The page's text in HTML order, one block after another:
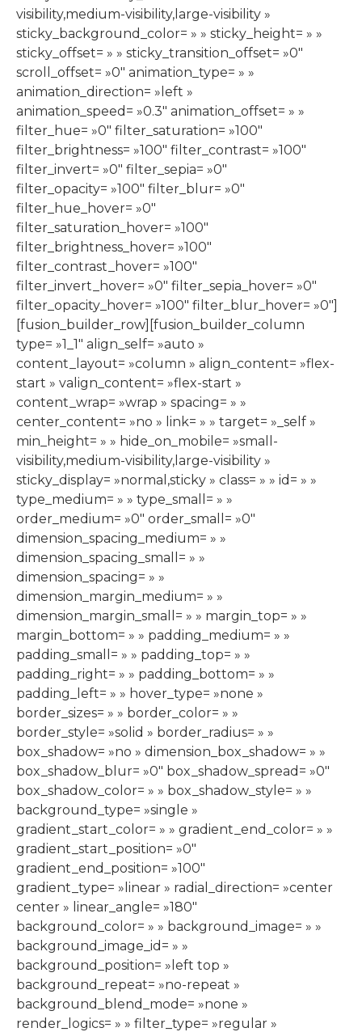
visibility,medium-visibility,large-visibility »
sticky_background_color= » » sticky_height= » »
sticky_offset= » » sticky_transition_offset= »0″
scroll_offset= »0″ animation_type= » »
animation_direction= »left »
animation_speed= »0.3″ animation_offset= » »
filter_hue= »0″ filter_saturation= »100″
filter_brightness= »100″ filter_contrast= »100″
filter_invert= »0″ filter_sepia= »0″
filter_opacity= »100″ filter_blur= »0″
filter_hue_hover= »0″
filter_saturation_hover= »100″
filter_brightness_hover= »100″
filter_contrast_hover= »100″
filter_invert_hover= »0″ filter_sepia_hover= »0″
filter_opacity_hover= »100″ filter_blur_hover= »0″]
[fusion_builder_row][fusion_builder_column
type= »1_1″ align_self= »auto »
content_layout= »column » align_content= »flex-
start » valign_content= »flex-start »
content_wrap= »wrap » spacing= » »
center_content= »no » link= » » target= »_self »
min_height= » » hide_on_mobile= »small-
visibility,medium-visibility,large-visibility »
sticky_display= »normal,sticky » class= » » id= » »
type_medium= » » type_small= » »
order_medium= »0″ order_small= »0″
dimension_spacing_medium= » »
dimension_spacing_small= » »
dimension_spacing= » »
dimension_margin_medium= » »
dimension_margin_small= » » margin_top= » »
margin_bottom= » » padding_medium= » »
padding_small= » » padding_top= » »
padding_right= » » padding_bottom= » »
padding_left= » » hover_type= »none »
border_sizes= » » border_color= » »
border_style= »solid » border_radius= » »
box_shadow= »no » dimension_box_shadow= » »
box_shadow_blur= »0″ box_shadow_spread= »0″
box_shadow_color= » » box_shadow_style= » »
background_type= »single »
gradient_start_color= » » gradient_end_color= » »
gradient_start_position= »0″
gradient_end_position= »100″
gradient_type= »linear » radial_direction= »center
center » linear_angle= »180″
background_color= » » background_image= » »
background_image_id= » »
background_position= »left top »
background_repeat= »no-repeat »
background_blend_mode= »none »
render_logics= » » filter_type= »regular »